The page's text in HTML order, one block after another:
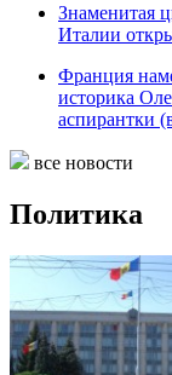
Знаменитая
Италии
Франция
историка
аспирантки
все новости
Политика